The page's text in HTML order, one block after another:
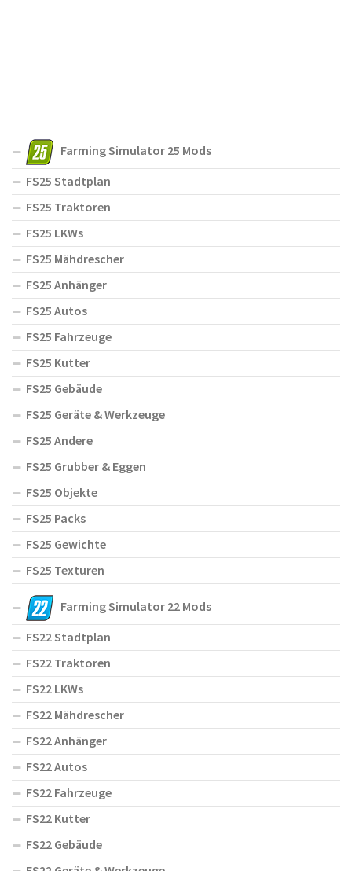
Farming Simulator 25 Mods
FS25 Stadtplan
FS25 Traktoren
FS25 LKWs
FS25 Mähdrescher
FS25 Anhänger
FS25 Autos
FS25 Fahrzeuge
FS25 Kutter
FS25 Gebäude
FS25 Geräte & Werkzeuge
FS25 Andere
FS25 Grubber & Eggen
FS25 Objekte
FS25 Packs
FS25 Gewichte
FS25 Texturen
Farming Simulator 22 Mods
FS22 Stadtplan
FS22 Traktoren
FS22 LKWs
FS22 Mähdrescher
FS22 Anhänger
FS22 Autos
FS22 Fahrzeuge
FS22 Kutter
FS22 Gebäude